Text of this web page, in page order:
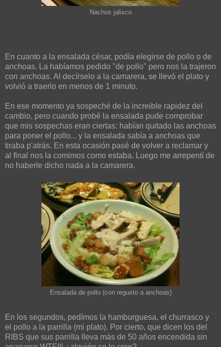
Nachos jalisco
En cuanto a la ensalada césar, podía elegirse de pollo o de
anchoas. La habíamos pedido "de pollo" pero nos la trajeron
con anchoas. Al decírselo a la camarera, se llevó el plato y
volvió a traerlo en menos de 1 minuto.
En ese momento ya sospeché de la increible rapidez del
cambio, pero cuando probé la ensalada pude comprobar
que mis sospechas eran ciertas: habían quitado las anchoas
para poner el pollo... y la ensalada sabía a anchoas que
tiraba p'atrás. En esta ocasión pasé de volver a reclamar y
al final nos la comimos como estaba. Luego me arrepentí de
no haberle dicho nada a la camarera.
Ensalada de pollo (con regusto a anchoas)
En los segundos, pedímos la hamburguesa, el churrasco y
el pollo a la parrilla (mi plato). Por cierto, que dicen los del
RIBS que sus parrilla lleva más de 50 años encendida sin